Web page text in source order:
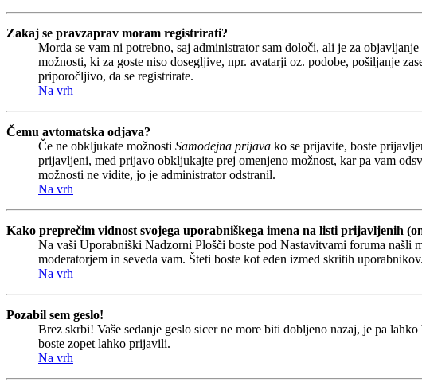
Zakaj se pravzaprav moram registrirati?
Morda se vam ni potrebno, saj administrator sam določi, ali je za
možnosti, ki za goste niso dosegljive, npr. avatarji oz. podobe, pošiljanje
priporočljivo, da se registrirate.
Na vrh
Čemu avtomatska odjava?
Če ne obkljukate možnosti Samodejna prijava ko se prijavite, boste
prijavljeni, med prijavo obkljukajte prej omenjeno možnost, kar pa vam
možnosti ne vidite, jo je administrator odstranil.
Na vrh
Kako preprečim vidnost svojega uporabniškega imena na listi prijavljenih
Na vaši Uporabniški Nadzorni Plošči boste pod Nastavitvami foruma našli
moderatorjem in seveda vam. Šteti boste kot eden izmed skritih uporabnikov.
Na vrh
Pozabil sem geslo!
Brez skrbi! Vaše sedanje geslo sicer ne more biti dobljeno nazaj, je pa
boste zopet lahko prijavili.
Na vrh